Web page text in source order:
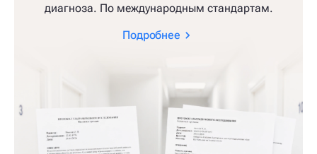
диагноза. По международным стандартам.
Подробнее